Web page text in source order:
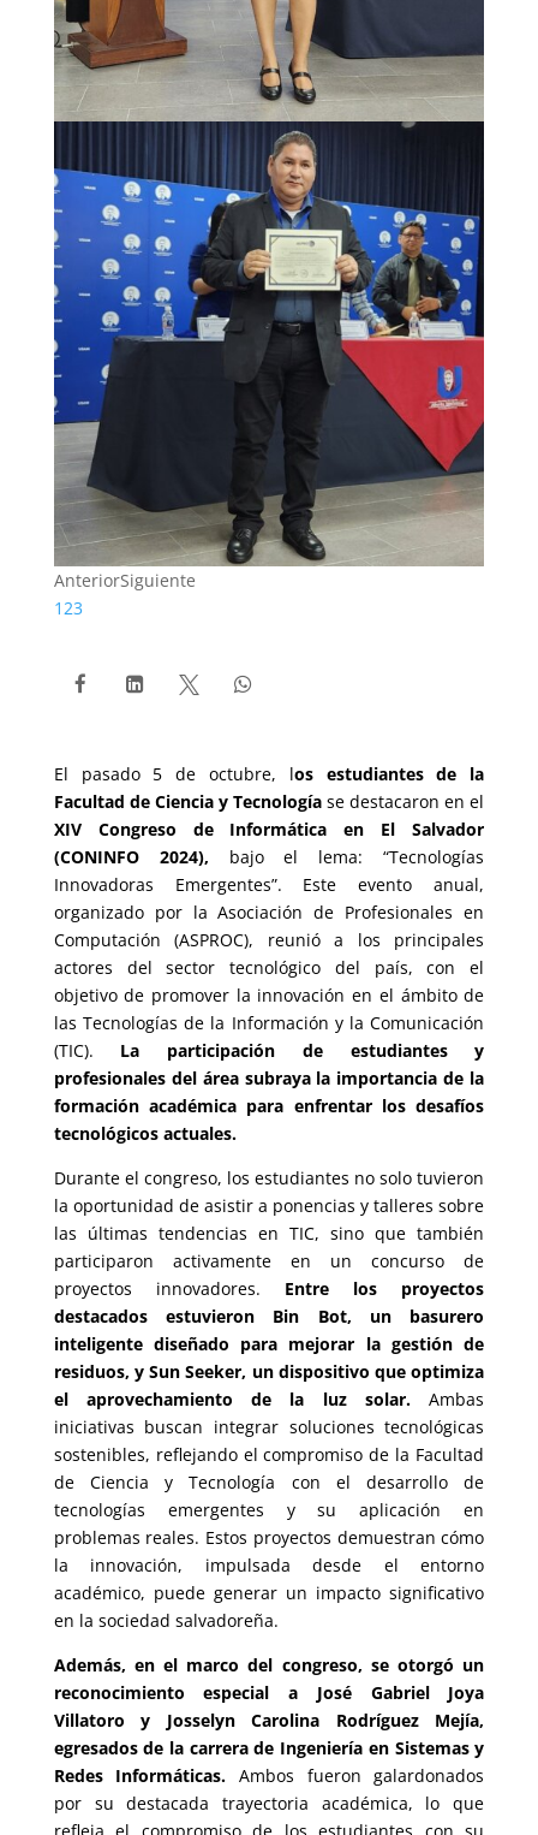
AnteriorSiguiente
123
   
El pasado 5 de octubre, los estudiantes de la
Facultad de Ciencia y Tecnología se destacaron en el
XIV Congreso de Informática en El Salvador
(CONINFO 2024), bajo el lema: “Tecnologías
Innovadoras Emergentes”. Este evento anual,
organizado por la Asociación de Profesionales en
Computación (ASPROC), reunió a los principales
actores del sector tecnológico del país, con el
objetivo de promover la innovación en el ámbito de
las Tecnologías de la Información y la Comunicación
(TIC). La participación de estudiantes y
profesionales del área subraya la importancia de la
formación académica para enfrentar los desafíos
tecnológicos actuales.
Durante el congreso, los estudiantes no solo tuvieron
la oportunidad de asistir a ponencias y talleres sobre
las últimas tendencias en TIC, sino que también
participaron activamente en un concurso de
proyectos innovadores. Entre los proyectos
destacados estuvieron Bin Bot, un basurero
inteligente diseñado para mejorar la gestión de
residuos, y Sun Seeker, un dispositivo que optimiza
el aprovechamiento de la luz solar.Ambas
iniciativas buscan integrar soluciones tecnológicas
sostenibles, reflejando el compromiso de la Facultad
de Ciencia y Tecnología con el desarrollo de
tecnologías emergentes y su aplicación en
problemas reales. Estos proyectos demuestran cómo
la innovación, impulsada desde el entorno
académico, puede generar un impacto significativo
en la sociedad salvadoreña.
Además, en el marco del congreso, se otorgó un
reconocimiento especial a José Gabriel Joya
Villatoro y Josselyn Carolina Rodríguez Mejía,
egresados de la carrera de Ingeniería en Sistemas y
Redes Informáticas. Ambos fueron galardonados
por su destacada trayectoria académica, lo que